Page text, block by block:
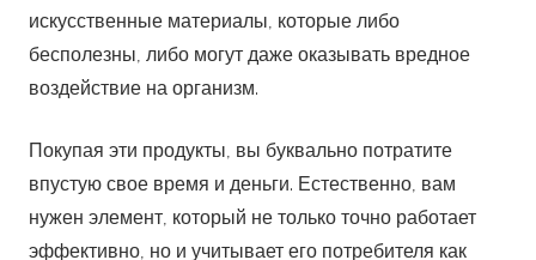
искусственные материалы, которые либо
бесполезны, либо могут даже оказывать вредное
воздействие на организм.
Покупая эти продукты, вы буквально потратите
впустую свое время и деньги. Естественно, вам
нужен элемент, который не только точно работает
эффективно, но и учитывает его потребителя как